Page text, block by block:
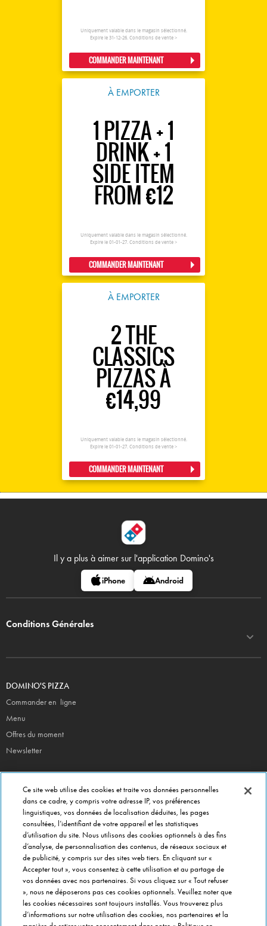
Uniquement valable dans le magasin sélectionné.
Expire le 31-12-26. Conditions de vente >
COMMANDER MAINTENANT
À EMPORTER
1 PIZZA + 1
DRINK + 1
SIDE ITEM
FROM €12
Uniquement valable dans le magasin sélectionné.
Expire le 01-01-27. Conditions de vente >
COMMANDER MAINTENANT
À EMPORTER
2 THE
CLASSICS
PIZZAS À
€14,99
Uniquement valable dans le magasin sélectionné.
Expire le 01-01-27. Conditions de vente >
COMMANDER MAINTENANT
Il y a plus à aimer sur l'application Domino's
iPhone Android
Conditions Générales
DOMINO'S PIZZA
Commander en ligne
Menu
Offres du moment
Newsletter
Siège Social
Info magasins
Formulaire de Contact
Gérer vos préférences
INFO FRANCHISÉ
Franchise Domino's
Critères de Sélection
Ce site web utilise des cookies et traite vos données personnelles
dans ce cadre, y compris votre adresse IP, vos préférences
linguistiques, vos données de localisation déduites, les pages
consultées, l’identifiant de votre appareil et les statistiques
d’utilisation du site. Nous utilisons des cookies optionnels à des fins
d’analyse, de personnalisation des contenus, de réseaux sociaux et
de publicité, y compris sur des sites web tiers. En cliquant sur «
Accepter tout », vous consentez à cette utilisation et au partage de
vos données avec nos partenaires. Si vous cliquez sur « Tout refuser
», nous ne déposerons pas ces cookies optionnels. Veuillez noter que
les cookies nécessaires sont toujours installés. Vous trouverez plus
d’informations sur notre utilisation des cookies, nos partenaires et la